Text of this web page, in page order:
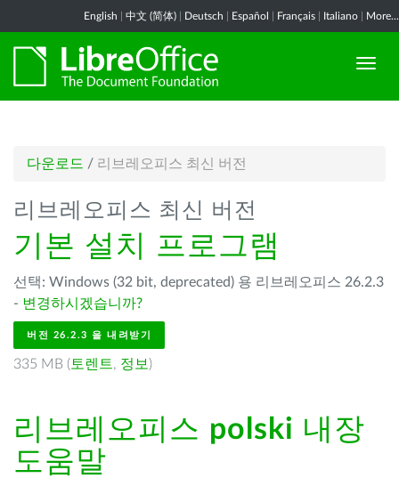
English 中文 (简体) Deutsch Español Français Italiano More...
다운로드 / 리브레오피스 최신 버전
리브레오피스 최신 버전
기본 설치 프로그램
선택: Windows (32 bit, deprecated) 용 리브레오피스 26.2.3
- 변경하시겠습니까?
버전 26.2.3 을 내려받기
335 MB ( 토렌트, 정보 )
리브레오피스 polski 내장
도움말